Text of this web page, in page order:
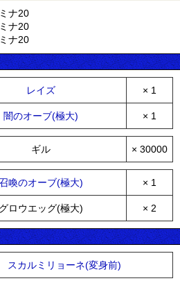
ナ20
ナ20
ナ20
レイズ × 1
闇のオーブ(極大) × 1
ギル × 30000
喚のオーブ(極大) × 1
グロウエッグ(極大) × 2
スカルミリョーネ(変身前)